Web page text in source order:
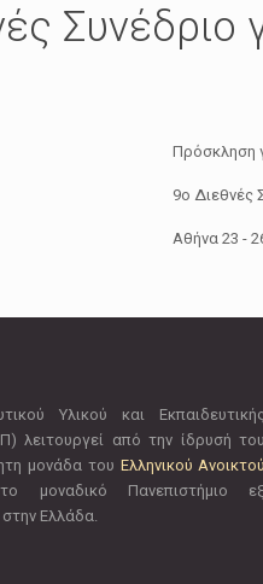
Συνέδριο
Πρόσκληση
9ο Διεθνές
Αθήνα 23 -
Υλικού και Εκπαιδευτικής
λειτουργεί από την ίδρυσή του
μονάδα του Ελληνικού Ανοικτού
μοναδικό Πανεπιστήμιο εξ
Ελλάδα.